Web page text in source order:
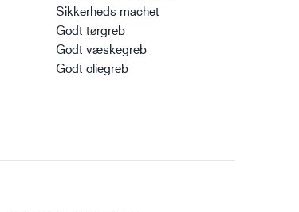
Sikkerheds machet
Godt tørgreb
Godt væskegreb
Godt oliegreb